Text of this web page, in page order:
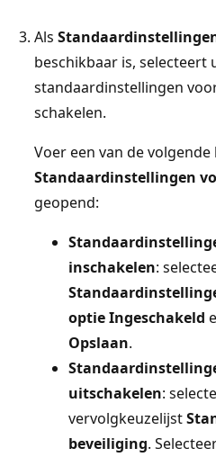
Als
beschikbaar is, selecteert
standaardinstellingen
schakelen.
Voer een van de
Standaardinstellingen
geopend:
inschakelen:
optie Ingeschakeld
Opslaan.
uitschakelen:
vervolgkeuzelijst
beveiliging.